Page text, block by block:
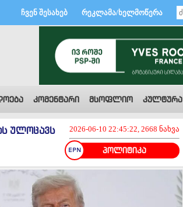
ჩვენ შესახებ რეკლამა/ხელმოწერა
კომენტარი მსოფლიო კულტურა
2026-06-10 22:45:22, 2668 ნახვა
პოლიტიკა
ულოცავს